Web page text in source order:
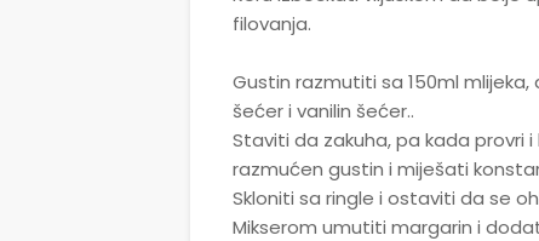
filovanja.
Gustin razmutiti sa 150ml
šećer i vanilin šećer..
Staviti da zakuha, pa kada provri
razmućen gustin i miješati
Skloniti sa ringle i ostaviti da se
Mikserom umutiti margarin i